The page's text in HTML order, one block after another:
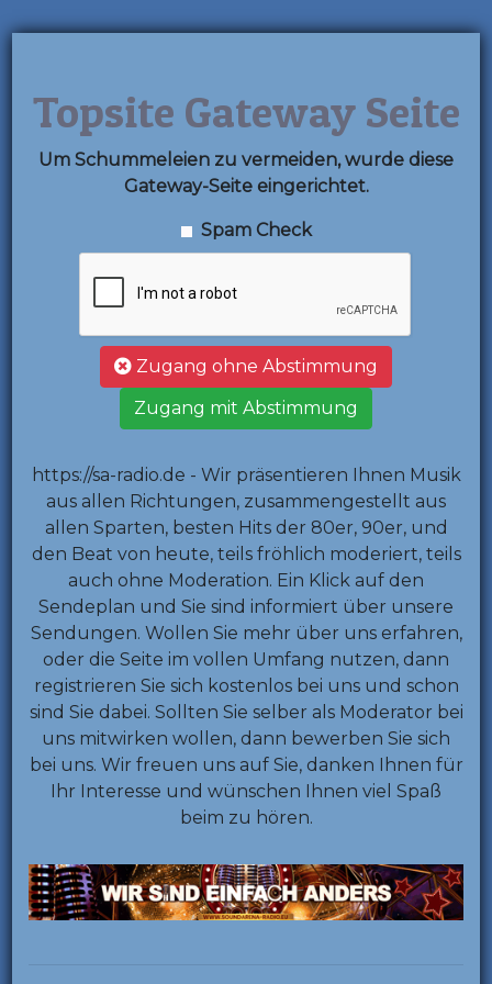
Topsite Gateway Seite
Um Schummeleien zu vermeiden, wurde diese
Gateway-Seite eingerichtet.
Spam Check
Zugang ohne Abstimmung
Zugang mit Abstimmung
https://sa-radio.de - Wir präsentieren Ihnen Musik
aus allen Richtungen, zusammengestellt aus
allen Sparten, besten Hits der 80er, 90er, und
den Beat von heute, teils fröhlich moderiert, teils
auch ohne Moderation. Ein Klick auf den
Sendeplan und Sie sind informiert über unsere
Sendungen. Wollen Sie mehr über uns erfahren,
oder die Seite im vollen Umfang nutzen, dann
registrieren Sie sich kostenlos bei uns und schon
sind Sie dabei. Sollten Sie selber als Moderator bei
uns mitwirken wollen, dann bewerben Sie sich
bei uns. Wir freuen uns auf Sie, danken Ihnen für
Ihr Interesse und wünschen Ihnen viel Spaß
beim zu hören.